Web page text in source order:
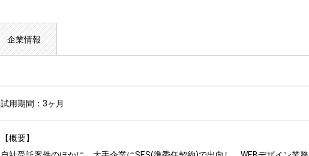
企業情報
試用期間：3ヶ月
【概要】